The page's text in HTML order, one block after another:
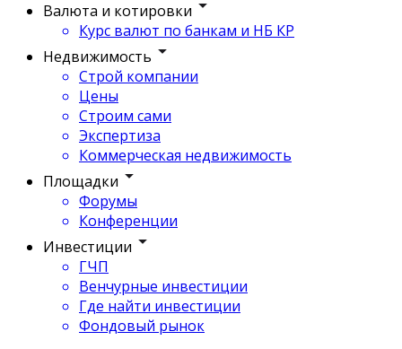
Валюта и котировки
Курс валют по банкам и НБ КР
Недвижимость
Строй компании
Цены
Строим сами
Экспертиза
Коммерческая недвижимость
Площадки
Форумы
Конференции
Инвестиции
ГЧП
Венчурные инвестиции
Где найти инвестиции
Фондовый рынок